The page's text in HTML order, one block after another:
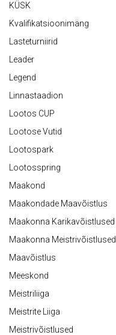
KÜSK
Kvalifikatsioonimäng
Lasteturniirid
Leader
Legend
Linnastaadion
Lootos CUP
Lootose Vutid
Lootospark
Lootosspring
Maakond
Maakondade Maavõistlus
Maakonna Karikavõistlused
Maakonna Meistrivõistlused
Maavõistlus
Meeskond
Meistriliiga
Meistrite Liiga
Meistrivõistlused